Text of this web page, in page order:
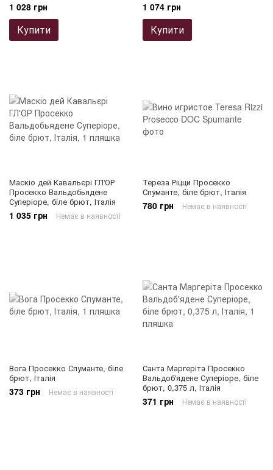
1 028 грн
Купити
1 074 грн
Купити
Маскіо дей Кавальєрі ГЛ'ОР
Просекко Вальдобьядене
Суперіоре, біле брют, Італія
1 035 грн Немає в наявності
Тереза ​​Ріцци Просекко
Спуманте, біле брют, Італія
780 грн Немає в наявності
Вога Просекко Спуманте, біле
брют, Італія
373 грн Немає в наявності
Санта Маргеріта Просекко
Вальдоб'ядене Суперіоре, біле
брют, 0,375 л, Італія
371 грн Немає в наявності